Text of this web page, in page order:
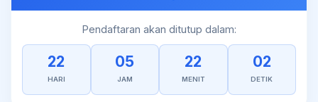
Pendaftaran akan ditutup dalam:
22
HARI
05
JAM
22
MENIT
02
DETIK